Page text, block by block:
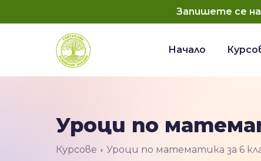
Запишете се на
Начало
Уроци по
Курсове Уроци по математика за 6